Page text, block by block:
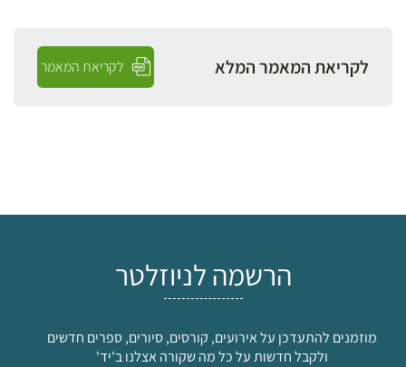
לקריאת המאמר המלא לקריאת המאמר
הרשמה לניוזלטר
מוזמנים להתעדכן על אירועים, קורסים, סיורים, ספרים חדשים
ולקבל חדשות על כל מה שקורה אצלנו ב'יד'